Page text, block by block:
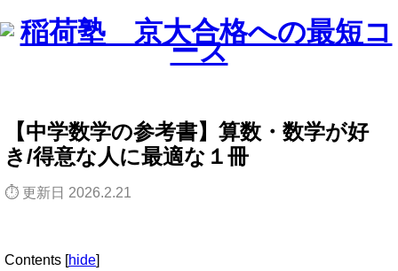
【中学数学の参考書】算数・数学が好
き/得意な人に最適な１冊
⏱ 更新日 2026.2.21
Contents [hide]